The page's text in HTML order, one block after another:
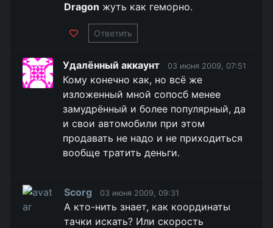
Dragon жуть как геморно.
Ответить
Удалённый аккаунт 03 июня 2009, 07:51
Кому конечно как, но всё же
изложенный мной сопосб менее
замудрённый и более популярный, да
и свои автомобили при этом
продавать не надо и не приходиться
вообще тратить деньги.
Scorg 03 июня 2009, 09:31
А кто-нить знает, как координаты
тачки искать? Или скорость